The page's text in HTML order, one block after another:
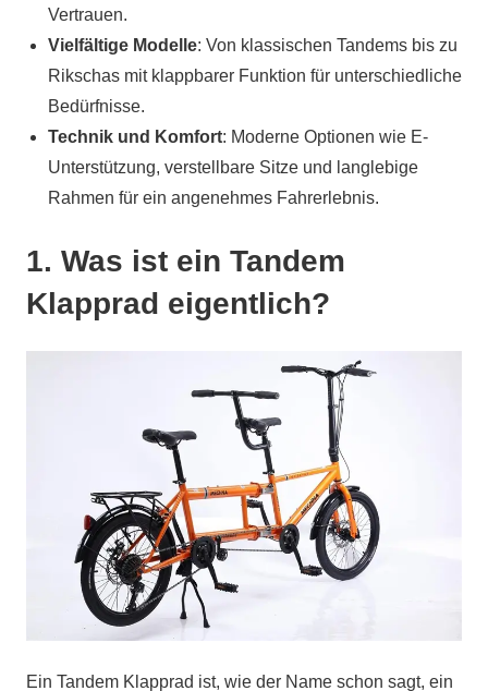
Vertrauen.
Vielfältige Modelle: Von klassischen Tandems bis zu
Rikschas mit klappbarer Funktion für unterschiedliche
Bedürfnisse.
Technik und Komfort: Moderne Optionen wie E-
Unterstützung, verstellbare Sitze und langlebige
Rahmen für ein angenehmes Fahrerlebnis.
1. Was ist ein Tandem
Klapprad eigentlich?
Ein Tandem Klapprad ist, wie der Name schon sagt, ein